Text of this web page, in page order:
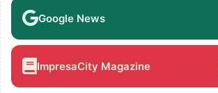
Google News
ImpresaCity Magazine